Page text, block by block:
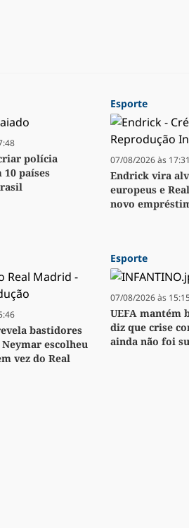
polícia
países
Esporte
07/08/2026 às 17:31
Endrick vira
europeus e
novo
bastidores
escolheu
vez do Real
Esporte
07/08/2026 às
UEFA mantém
diz que crise
ainda não foi